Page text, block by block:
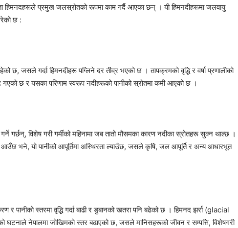
हिमनदहरूले प्रमुख जलस्रोतको रूपमा काम गर्दै आएका छन् । यी हिमनदीहरूमा जलवायु
छ :
छ, जसले गर्दा हिमनदीहरू पग्लिने दर तीव्र भएको छ । तापक्रमको वृद्धि र वर्षा प्रणालीको
गएको छ र यसका परिणाम स्वरूप नदीहरूको पानीको स्रोतमा कमी आएको छ ।
गर्ने गर्छन्, विशेष गरी गर्मीको महिनामा जब तातो मौसमका कारण नदीका स्रोतहरू सुक्न थाल्छ ।
आउँछ भने, यो पानीको आपूर्तिमा अस्थिरता ल्याउँछ, जसले कृषि, जल आपूर्ति र अन्य आधारभूत
र पानीको स्तरमा वृद्धि गर्दा बाढी र डुबानको खतरा पनि बढेको छ । हिमनद झर्रा (glacial
नेपालमा जोखिमको स्तर बढाएको छ, जसले मानिसहरूको जीवन र सम्पत्ति, विशेषगरी